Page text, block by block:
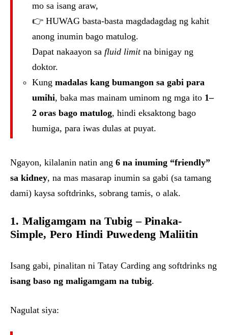
mo sa isang araw,
👉 HUWAG basta-basta magdadagdag ng kahit
anong inumin bago matulog.
Dapat nakaayon sa fluid limitna binigay ng
doktor.
Kung madalas kang bumangon sa gabi para
umihi, baka mas mainam uminom ng mga ito 1–
2 oras bago matulog, hindi eksaktong bago
humiga, para iwas dulas at puyat.
Ngayon, kilalanin natin ang 6 na inuming “friendly”
sa kidney, na mas masarap inumin sa gabi (sa tamang
dami) kaysa softdrinks, sobrang tamis, o alak.
1. Maligamgam na Tubig – Pinaka-
Simple, Pero Hindi Puwedeng Maliitin
Isang gabi, pinalitan ni Tatay Carding ang softdrinks ng
isang baso ng maligamgam na tubig.
Nagulat siya: